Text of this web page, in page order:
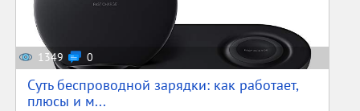
1349 0
Суть беспроводной зарядки: как работает,
плюсы и м...